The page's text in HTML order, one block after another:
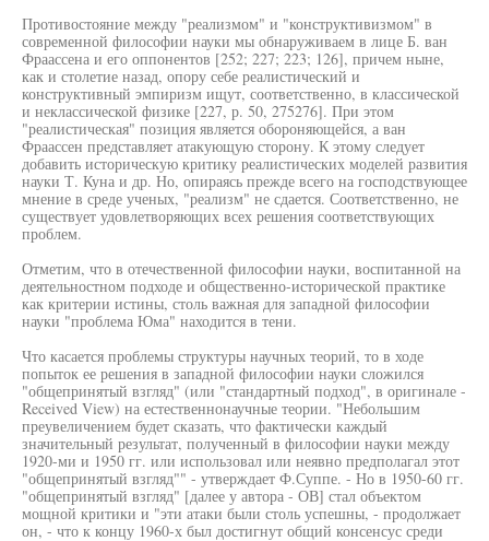
Противостояние между "реализмом" и "конструктивизмом" в
современной философии науки мы обнаруживаем в лице Б. ван
Фраассена и его оппонентов [252; 227; 223; 126], причем ныне,
как и столетие назад, опору себе реалистический и
конструктивный эмпиризм ищут, соответственно, в классической
и неклассической физике [227, р. 50, 275276]. При этом
"реалистическая" позиция является обороняющейся, а ван
Фраассен представляет атакующую сторону. К этому следует
добавить историческую критику реалистических моделей развития
науки Т. Куна и др. Но, опираясь прежде всего на господствующее
мнение в среде ученых, "реализм" не сдается. Соответственно, не
существует удовлетворяющих всех решения соответствующих
проблем.
Отметим, что в отечественной философии науки, воспитанной на
деятельностном подходе и общественно-исторической практике
как критерии истины, столь важная для западной философии
науки "проблема Юма" находится в тени.
Что касается проблемы структуры научных теорий, то в ходе
попыток ее решения в западной философии науки сложился
"общепринятый взгляд" (или "стандартный подход", в оригинале -
Received View) на естественнонаучные теории. "Небольшим
преувеличением будет сказать, что фактически каждый
значительный результат, полученный в философии науки между
1920-ми и 1950 гг. или использовал или неявно предполагал этот
"общепринятый взгляд"" - утверждает Ф.Суппе. - Но в 1950-60 гг.
"общепринятый взгляд" [далее у автора - ОВ] стал объектом
мощной критики и "эти атаки были столь успешны, - продолжает
он, - что к концу 1960-х был достигнут общий консенсус среди